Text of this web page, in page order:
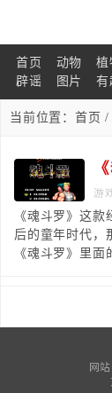
首页 动物 植
辟谣
图片 有
当前位置： 首页 /
游
《魂斗罗》这
后的童年时代，
《魂斗罗》里
网